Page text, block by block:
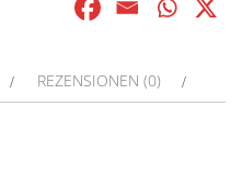
REZENSIONEN (0)